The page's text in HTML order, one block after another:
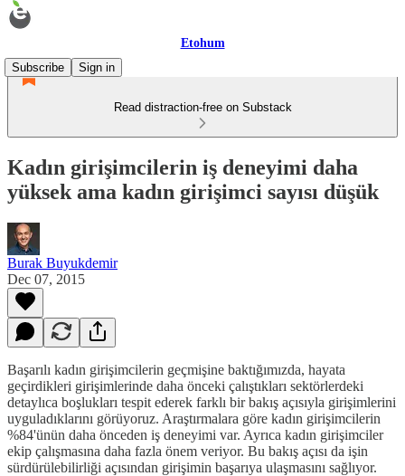
Etohum
Subscribe
Sign in
Read distraction-free on Substack
Kadın girişimcilerin iş deneyimi daha
yüksek ama kadın girişimci sayısı düşük
Burak Buyukdemir
Dec 07, 2015
Başarılı kadın girişimcilerin geçmişine baktığımızda, hayata
geçirdikleri girişimlerinde daha önceki çalıştıkları sektörlerdeki
detaylıca boşlukları tespit ederek farklı bir bakış açısıyla girişimlerini
uyguladıklarını görüyoruz. Araştırmalara göre kadın girişimcilerin
%84'ünün daha önceden iş deneyimi var. Ayrıca kadın girişimciler
ekip çalışmasına daha fazla önem veriyor. Bu bakış açısı da işin
sürdürülebilirliği açısından girişimin başarıya ulaşmasını sağlıyor.